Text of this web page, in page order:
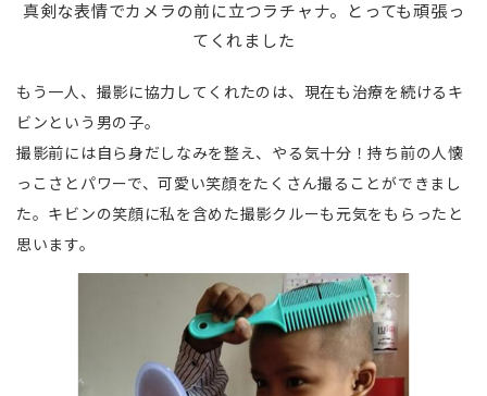
真剣な表情でカメラの前に立つラチャナ。とっても頑張っ
てくれました
もう一人、撮影に協力してくれたのは、現在も治療を続けるキ
ビンという男の子。
撮影前には自ら身だしなみを整え、やる気十分！持ち前の人懐
っこさとパワーで、可愛い笑顔をたくさん撮ることができまし
た。キビンの笑顔に私を含めた撮影クルーも元気をもらったと
思います。